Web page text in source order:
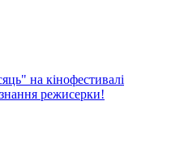
на кінофестивалі
режисерки!